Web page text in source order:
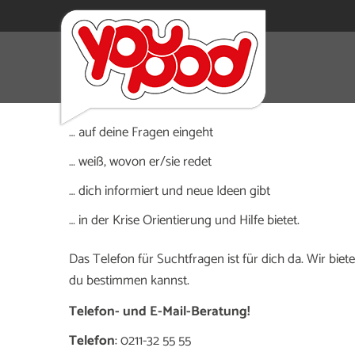
Du brauchst dringend jemanden, der …
… dir zuhört
… auf deine Fragen eingeht
… weiß, wovon er/sie redet
… dich informiert und neue Ideen gibt
… in der Krise Orientierung und Hilfe bietet.
Das Telefon für Suchtfragen ist für dich da. Wir
du bestimmen kannst.
Telefon- und E-Mail-Beratung!
Telefon: 0211-32 55 55